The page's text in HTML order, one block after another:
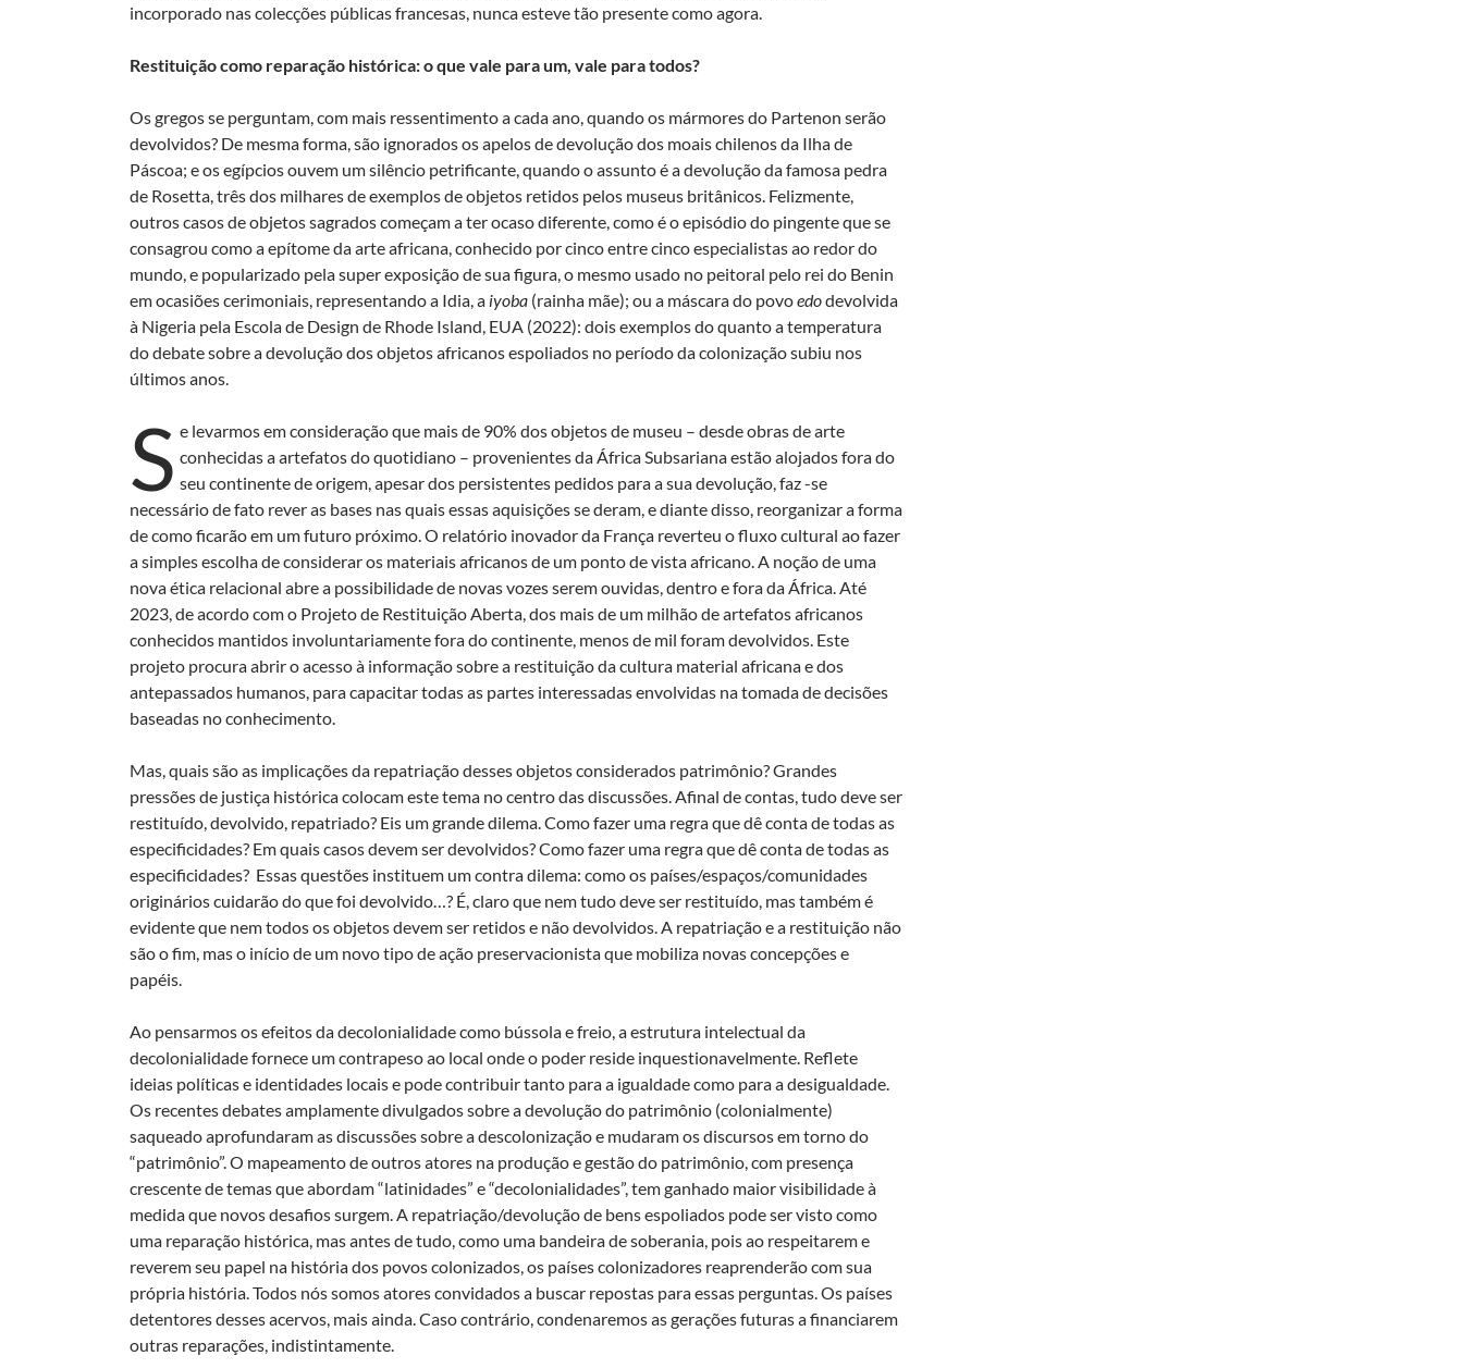
incorporado nas colecções públicas francesas, nunca esteve tão presente como agora.
Restituição como reparação histórica: o que vale para um, vale para todos?
Os gregos se perguntam, com mais ressentimento a cada ano, quando os mármores do Partenon serão
devolvidos? De mesma forma, são ignorados os apelos de devolução dos moais chilenos da Ilha de
Páscoa; e os egípcios ouvem um silêncio petrificante, quando o assunto é a devolução da famosa pedra
de Rosetta, três dos milhares de exemplos de objetos retidos pelos museus britânicos. Felizmente,
outros casos de objetos sagrados começam a ter ocaso diferente, como é o episódio do pingente que se
consagrou como a epítome da arte africana, conhecido por cinco entre cinco especialistas ao redor do
mundo, e popularizado pela super exposição de sua figura, o mesmo usado no peitoral pelo rei do Benin
em ocasiões cerimoniais, representando a Idia, a iyoba (rainha mãe); ou a máscara do povoedodevolvida
à Nigeria pela Escola de Design de Rhode Island, EUA (2022): dois exemplos do quanto a temperatura
do debate sobre a devolução dos objetos africanos espoliados no período da colonização subiu nos
últimos anos.
S e levarmos em consideração que mais de 90% dos objetos de museu – desde obras de arte
conhecidas a artefatos do quotidiano – provenientes da África Subsariana estão alojados fora do
seu continente de origem, apesar dos persistentes pedidos para a sua devolução, faz -se
necessário de fato rever as bases nas quais essas aquisições se deram, e diante disso, reorganizar a forma
de como ficarão em um futuro próximo. O relatório inovador da França reverteu o fluxo cultural ao fazer
a simples escolha de considerar os materiais africanos de um ponto de vista africano. A noção de uma
nova ética relacional abre a possibilidade de novas vozes serem ouvidas, dentro e fora da África. Até
2023, de acordo com o Projeto de Restituição Aberta, dos mais de um milhão de artefatos africanos
conhecidos mantidos involuntariamente fora do continente, menos de mil foram devolvidos. Este
projeto procura abrir o acesso à informação sobre a restituição da cultura material africana e dos
antepassados ​​humanos, para capacitar todas as partes interessadas envolvidas na tomada de decisões
baseadas no conhecimento.
Mas, quais são as implicações da repatriação desses objetos considerados patrimônio? Grandes
pressões de justiça histórica colocam este tema no centro das discussões. Afinal de contas, tudo deve ser
restituído, devolvido, repatriado? Eis um grande dilema. Como fazer uma regra que dê conta de todas as
especificidades? Em quais casos devem ser devolvidos? Como fazer uma regra que dê conta de todas as
especificidades? Essas questões instituem um contra dilema: como os países/espaços/comunidades
originários cuidarão do que foi devolvido…? É, claro que nem tudo deve ser restituído, mas também é
evidente que nem todos os objetos devem ser retidos e não devolvidos. A repatriação e a restituição não
são o fim, mas o início de um novo tipo de ação preservacionista que mobiliza novas concepções e
papéis.
Ao pensarmos os efeitos da decolonialidade como bússola e freio, a estrutura intelectual da
decolonialidade fornece um contrapeso ao local onde o poder reside inquestionavelmente. Reflete
ideias políticas e identidades locais e pode contribuir tanto para a igualdade como para a desigualdade.
Os recentes debates amplamente divulgados sobre a devolução do patrimônio (colonialmente)
saqueado aprofundaram as discussões sobre a descolonização e mudaram os discursos em torno do
“patrimônio”. O mapeamento de outros atores na produção e gestão do patrimônio, com presença
crescente de temas que abordam “latinidades” e “decolonialidades”, tem ganhado maior visibilidade à
medida que novos desafios surgem. A repatriação/devolução de bens espoliados pode ser visto como
uma reparação histórica, mas antes de tudo, como uma bandeira de soberania, pois ao respeitarem e
reverem seu papel na história dos povos colonizados, os países colonizadores reaprenderão com sua
própria história. Todos nós somos atores convidados a buscar repostas para essas perguntas. Os países
detentores desses acervos, mais ainda. Caso contrário, condenaremos as gerações futuras a financiarem
outras reparações, indistintamente.